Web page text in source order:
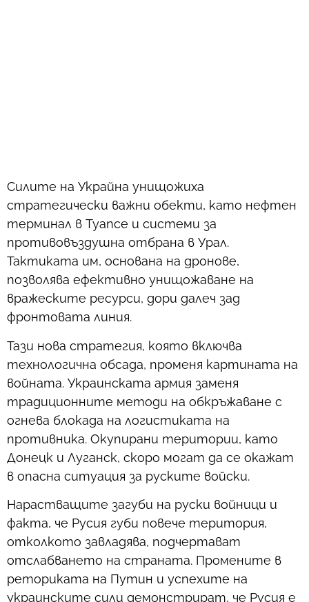
Силите на Украйна унищожиха
стратегически важни обекти, като нефтен
терминал в Туапсе и системи за
противовъздушна отбрана в Урал.
Тактиката им, основана на дронове,
позволява ефективно унищожаване на
вражеските ресурси, дори далеч зад
фронтовата линия.
Тази нова стратегия, която включва
технологична обсада, променя картината на
войната. Украинската армия заменя
традиционните методи на обкръжаване с
огнева блокада на логистиката на
противника. Окупирани територии, като
Донецк и Луганск, скоро могат да се окажат
в опасна ситуация за руските войски.
Нарастващите загуби на руски войници и
факта, че Русия губи повече територия,
отколкото завладява, подчертават
отслабването на страната. Промените в
реториката на Путин и успехите на
украинските сили демонстрират, че Русия е